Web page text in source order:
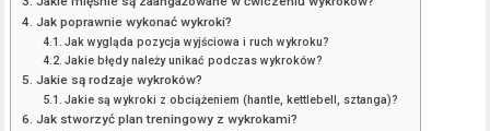
Jak poprawnie wykonać wykroki?
Jak wygląda pozycja wyjściowa i ruch wykroku?
Jakie błędy należy unikać podczas wykroków?
Jakie są rodzaje wykroków?
Jakie są wykroki z obciążeniem (hantle, kettlebell, sztanga)?
Jak stworzyć plan treningowy z wykrokami?